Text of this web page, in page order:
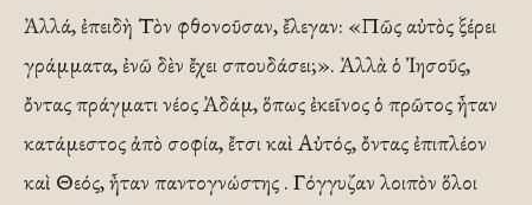
Ἀλλά, ἐπειδὴ Τὸν φθονοῦσαν, ἔλεγαν: «Πῶς αὐτὸς ξέρει
γράμματα, ἐνῶ δὲν ἔχει σπουδάσει;». Ἀλλὰ ὁ Ἰησοῦς,
ὄντας πράγματι νέος Ἀδάμ, ὅπως ἐκεῖνος ὁ πρῶτος ἦταν
κατάμεστος ἀπὸ σοφία, ἔτσι καὶ Αὐτός, ὄντας ἐπιπλέον
καὶ Θεός, ἦταν παντογνώστης . Γόγγυζαν λοιπὸν ὅλοι